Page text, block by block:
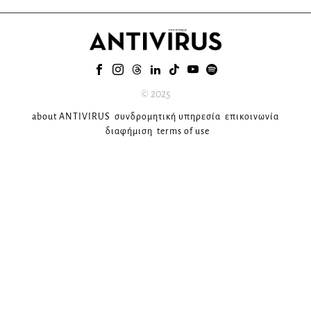
© 2025
about ANTIVIRUS συνδρομητική υπηρεσία επικοινωνία
διαφήμιση terms of use